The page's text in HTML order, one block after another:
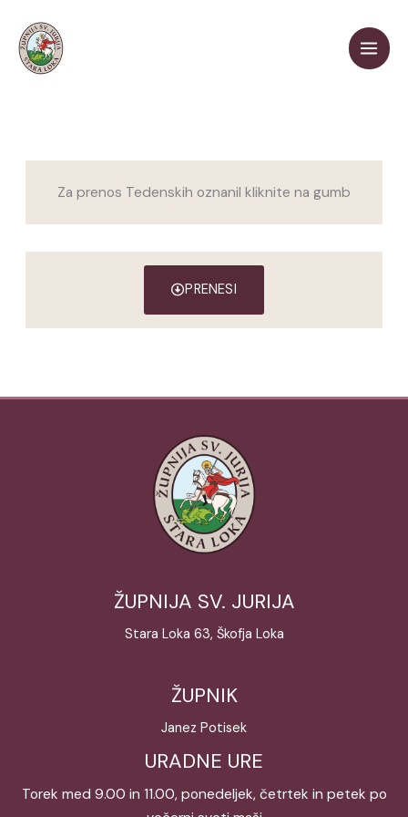
content
Za prenos Tedenskih oznanil kliknite na gumb
PRENESI
ŽUPNIJA SV. JURIJA
Stara Loka 63, Škofja Loka
ŽUPNIK
Janez Potisek
URADNE URE
Torek med 9.00 in 11.00, ponedeljek, četrtek in petek po